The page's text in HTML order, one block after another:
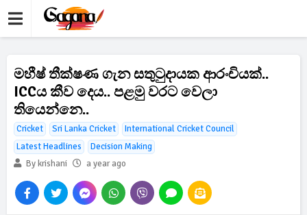
මහීෂ් තීක්ෂණ ගැන සතුටුදායක ආරංචියක්..
ICCය කීව දෙය.. පළමු වරට වෙලා
තියෙන්නෙ..
Cricket Sri Lanka Cricket
International Cricket Council
Latest Headlines
Decision Making
By krishani
a year ago